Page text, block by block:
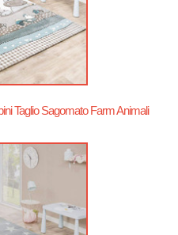
Taglio Sagomato Farm Animali